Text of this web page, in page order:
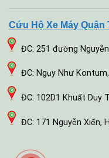
Cứu Hộ Xe Máy Quận
ĐC: 251 đường
ĐC: Ngụy Như
ĐC: 102D1 Khuất Duy
ĐC: 171 Nguyễn Xiển,